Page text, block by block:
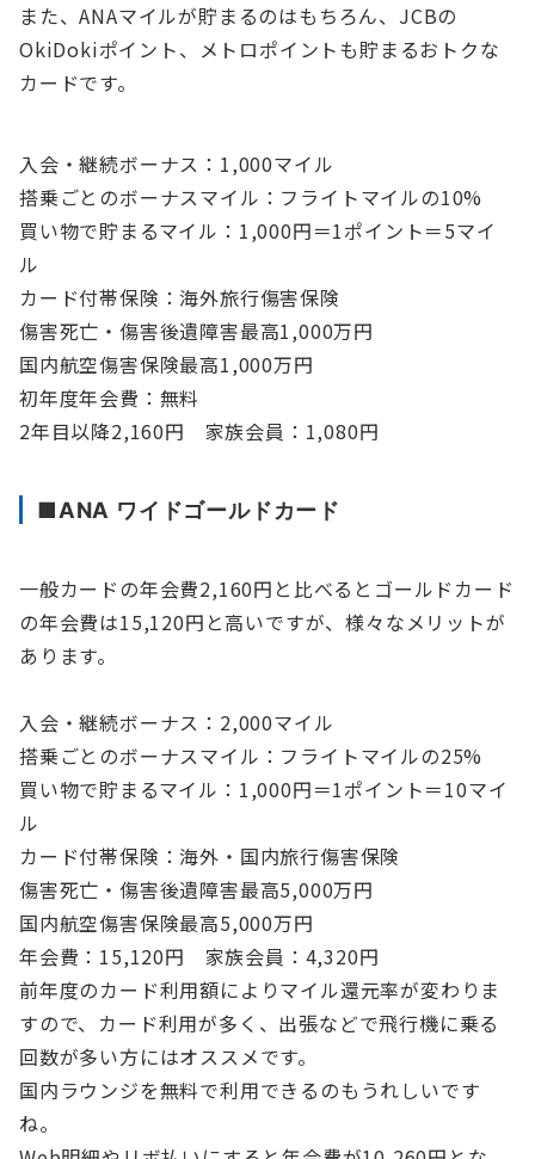
また、ANAマイルが貯まるのはもちろん、JCBの
OkiDokiポイント、メトロポイントも貯まるおトクな
カードです。
入会・継続ボーナス：1,000マイル
搭乗ごとのボーナスマイル：フライトマイルの10%
買い物で貯まるマイル：1,000円＝1ポイント＝5マイ
ル
カード付帯保険：海外旅行傷害保険
傷害死亡・傷害後遺障害最高1,000万円
国内航空傷害保険最高1,000万円
初年度年会費：無料
2年目以降2,160円 家族会員：1,080円
■ANA ワイドゴールドカード
一般カードの年会費2,160円と比べるとゴールドカード
の年会費は15,120円と高いですが、様々なメリットが
あります。
入会・継続ボーナス：2,000マイル
搭乗ごとのボーナスマイル：フライトマイルの25%
買い物で貯まるマイル：1,000円＝1ポイント＝10マイ
ル
カード付帯保険：海外・国内旅行傷害保険
傷害死亡・傷害後遺障害最高5,000万円
国内航空傷害保険最高5,000万円
年会費：15,120円 家族会員：4,320円
前年度のカード利用額によりマイル還元率が変わりま
すので、カード利用が多く、出張などで飛行機に乗る
回数が多い方にはオススメです。
国内ラウンジを無料で利用できるのもうれしいです
ね。